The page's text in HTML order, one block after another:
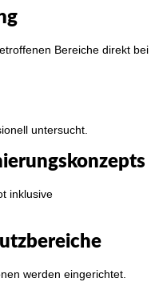
Bereiche direkt bei
untersucht.
inklusive
werden eingerichtet.